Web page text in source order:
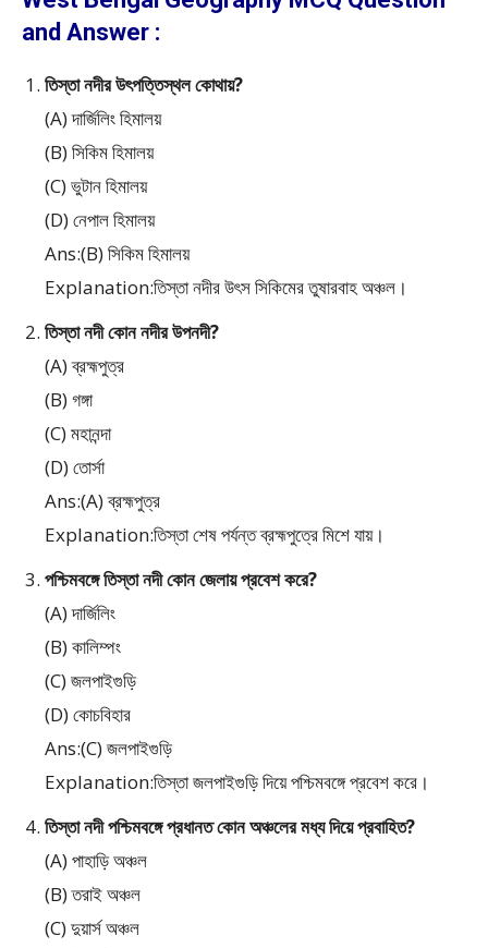
and Answer :
তিস্তা নদীর উৎপত্তিস্থল কোথায়?
(A) দার্জিলিং হিমালয়
(B) সিকিম হিমালয়
(C) ভুটান হিমালয়
(D) নেপাল হিমালয়
Ans:(B) সিকিম হিমালয়
Explanation:তিস্তা নদীর উৎস সিকিমের তুষারবাহ অঞ্চল।
তিস্তা নদী কোন নদীর উপনদী?
(A) ব্রহ্মপুত্র
(B) গঙ্গা
(C) মহানন্দা
(D) তোর্সা
Ans:(A) ব্রহ্মপুত্র
Explanation:তিস্তা শেষ পর্যন্ত ব্রহ্মপুত্রে মিশে যায়।
পশ্চিমবঙ্গে তিস্তা নদী কোন জেলায় প্রবেশ করে?
(A) দার্জিলিং
(B) কালিম্পং
(C) জলপাইগুড়ি
(D) কোচবিহার
Ans:(C) জলপাইগুড়ি
Explanation:তিস্তা জলপাইগুড়ি দিয়ে পশ্চিমবঙ্গে প্রবেশ করে।
তিস্তা নদী পশ্চিমবঙ্গে প্রধানত কোন অঞ্চলের মধ্য দিয়ে প্রবাহিত?
(A) পাহাড়ি অঞ্চল
(B) তরাই অঞ্চল
(C) দুয়ার্স অঞ্চল